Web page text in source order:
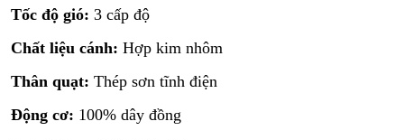
Tốc độ gió: 3 cấp độ
Chất liệu cánh: Hợp kim nhôm
Thân quạt: Thép sơn tĩnh điện
Động cơ: 100% dây đồng